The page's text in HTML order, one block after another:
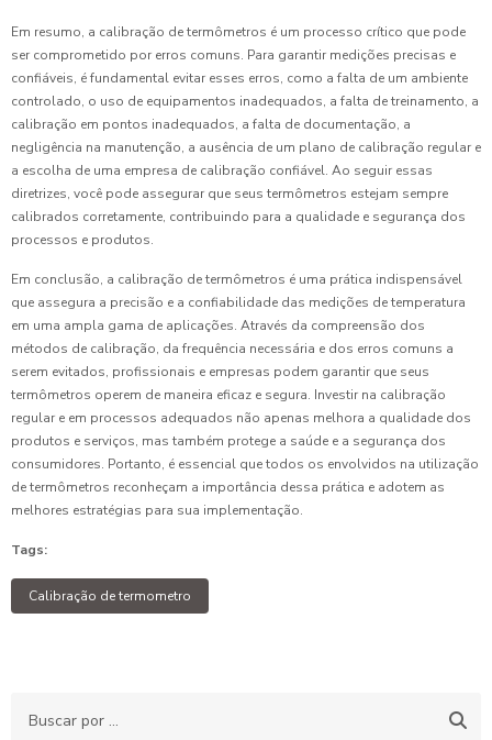
Em resumo, a calibração de termômetros é um processo crítico que pode
ser comprometido por erros comuns. Para garantir medições precisas e
confiáveis, é fundamental evitar esses erros, como a falta de um ambiente
controlado, o uso de equipamentos inadequados, a falta de treinamento, a
calibração em pontos inadequados, a falta de documentação, a
negligência na manutenção, a ausência de um plano de calibração regular e
a escolha de uma empresa de calibração confiável. Ao seguir essas
diretrizes, você pode assegurar que seus termômetros estejam sempre
calibrados corretamente, contribuindo para a qualidade e segurança dos
processos e produtos.
Em conclusão, a calibração de termômetros é uma prática indispensável
que assegura a precisão e a confiabilidade das medições de temperatura
em uma ampla gama de aplicações. Através da compreensão dos
métodos de calibração, da frequência necessária e dos erros comuns a
serem evitados, profissionais e empresas podem garantir que seus
termômetros operem de maneira eficaz e segura. Investir na calibração
regular e em processos adequados não apenas melhora a qualidade dos
produtos e serviços, mas também protege a saúde e a segurança dos
consumidores. Portanto, é essencial que todos os envolvidos na utilização
de termômetros reconheçam a importância dessa prática e adotem as
melhores estratégias para sua implementação.
Tags:
Calibração de termometro